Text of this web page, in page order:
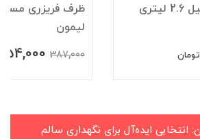
ظرف فریزری مستطیل 2.6 لیتری
تومان
لیمون
387,000
انتخابی ایده‌آل برای نگهداری سالم